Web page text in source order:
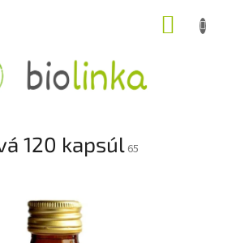
120 kapsúl 65